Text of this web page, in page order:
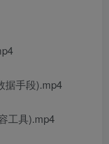
据手段).mp4
工具).mp4